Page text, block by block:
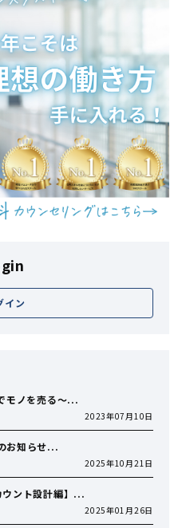
イン
モノを売る〜...
2023年07月10日
お知らせ...
2025年10月21日
ント設計編】...
2025年01月26日